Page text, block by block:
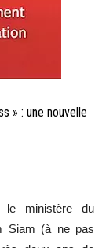
» : une nouvelle
le ministère du
Siam (à ne pas